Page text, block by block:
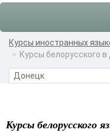
Курсы иностранных
Курсы белорусского
Курсы белорусского